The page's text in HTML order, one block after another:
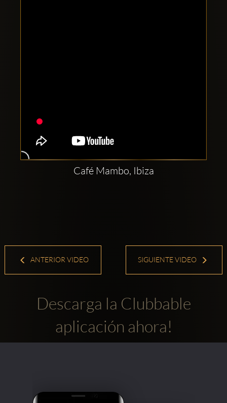
Café Mambo, Ibiza
ANTERIOR VIDEO SIGUIENTE VIDEO
Descarga la Clubbable
aplicación ahora!